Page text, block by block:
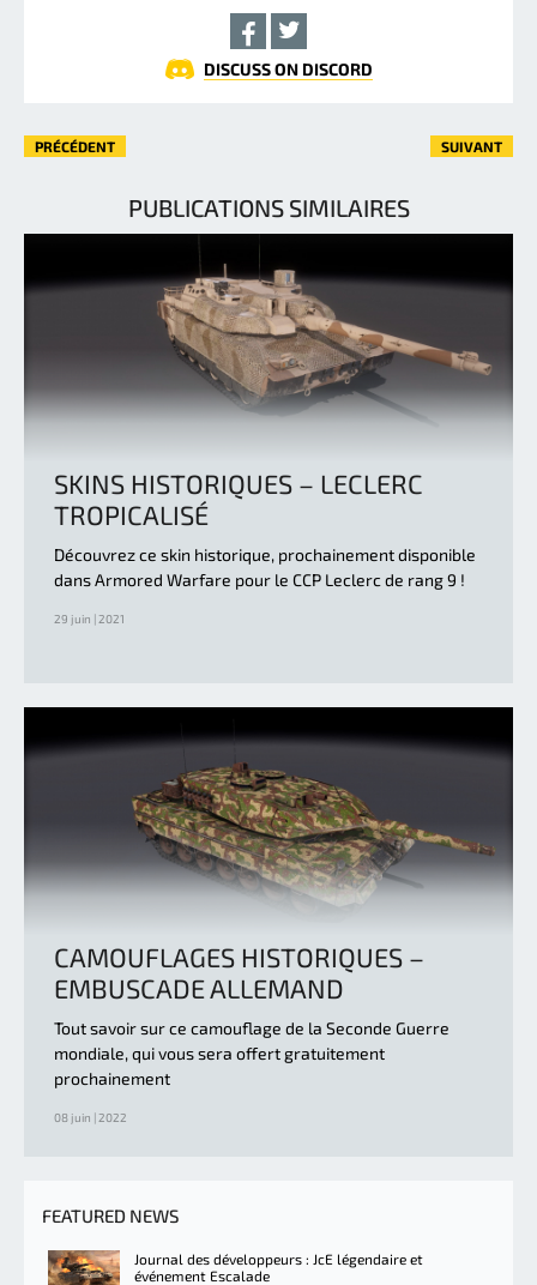
DISCUSS ON DISCORD
PRÉCÉDENT SUIVANT
PUBLICATIONS SIMILAIRES
SKINS HISTORIQUES – LECLERC
TROPICALISÉ
Découvrez ce skin historique, prochainement disponible
dans Armored Warfare pour le CCP Leclerc de rang 9 !
29 juin | 2021
CAMOUFLAGES HISTORIQUES –
EMBUSCADE ALLEMAND
Tout savoir sur ce camouflage de la Seconde Guerre
mondiale, qui vous sera offert gratuitement
prochainement
08 juin | 2022
FEATURED NEWS
Journal des développeurs : JcE légendaire et
événement Escalade